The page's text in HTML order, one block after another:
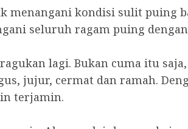
menangani kondisi sulit puing
seluruh ragam puing dengan
lagi. Bukan cuma itu saja,
jujur, cermat dan ramah.
terjamin.